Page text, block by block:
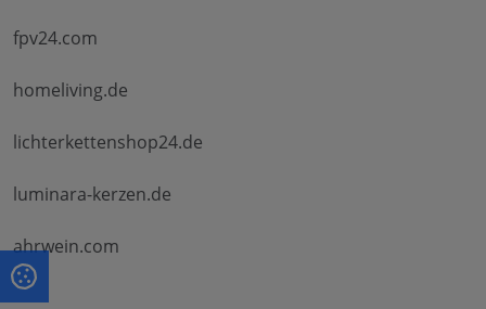
fpv24.com
homeliving.de
lichterkettenshop24.de
luminara-kerzen.de
ahrwein.com